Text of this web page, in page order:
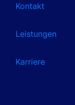
Kontakt
Leistungen
Karriere